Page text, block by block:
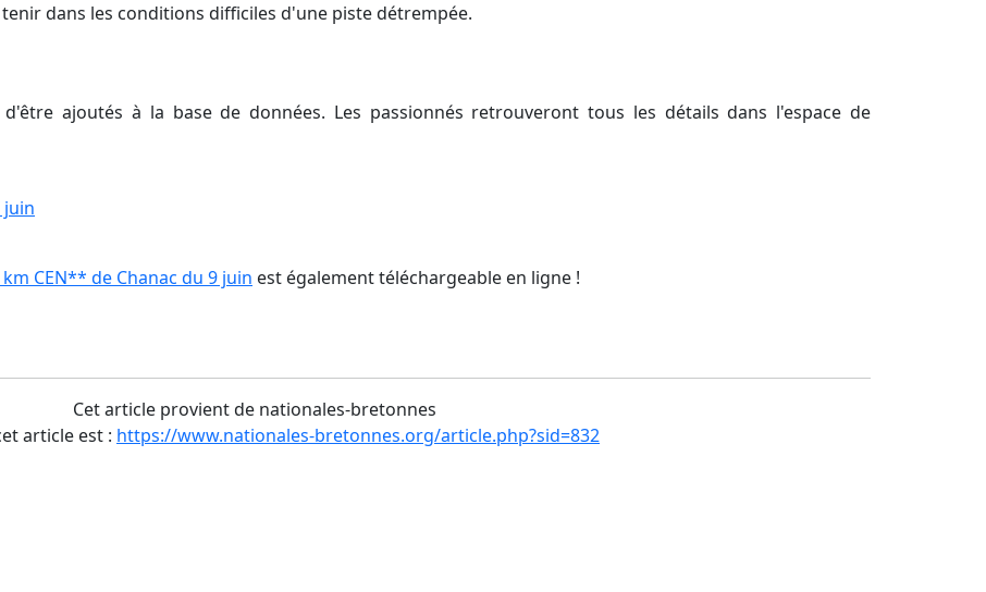
dans les conditions difficiles d'une piste détrempée.
ajoutés à la base de données. Les passionnés retrouveront tous les détails dans l'espace de
juin
km CEN** de Chanac du 9 juin est également téléchargeable en ligne !
Cet article provient de nationales-bretonnes
article est : https://www.nationales-bretonnes.org/article.php?sid=832